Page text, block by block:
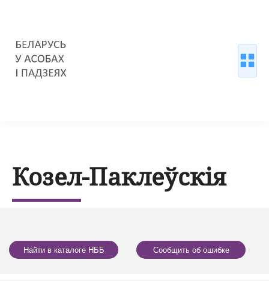
Козел-Паклеўскія
Найти в каталоге НББ Сообщить об ошибке